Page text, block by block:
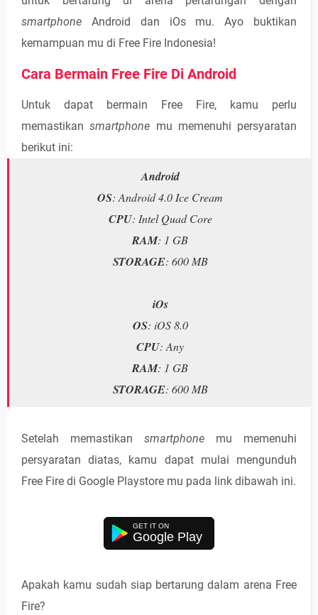
smartphone Android dan iOs mu. Ayo buktikan
kemampuan mu di Free Fire Indonesia!
Cara Bermain Free Fire Di Android
Untuk dapat bermain Free Fire, kamu perlu
memastikansmartphone mu memenuhi persyaratan
berikut ini:
Android
OS: Android 4.0 Ice Cream
CPU: Intel Quad Core
RAM: 1 GB
STORAGE: 600 MB
iOs
OS: iOS 8.0
CPU: Any
RAM: 1 GB
STORAGE: 600 MB
Setelah memastikan smartphone mu memenuhi
persyaratan diatas, kamu dapat mulai mengunduh
Free Fire di Google Playstore mu pada link dibawah ini.
Google Play
Apakah kamu sudah siap bertarung dalam arena Free
Fire?